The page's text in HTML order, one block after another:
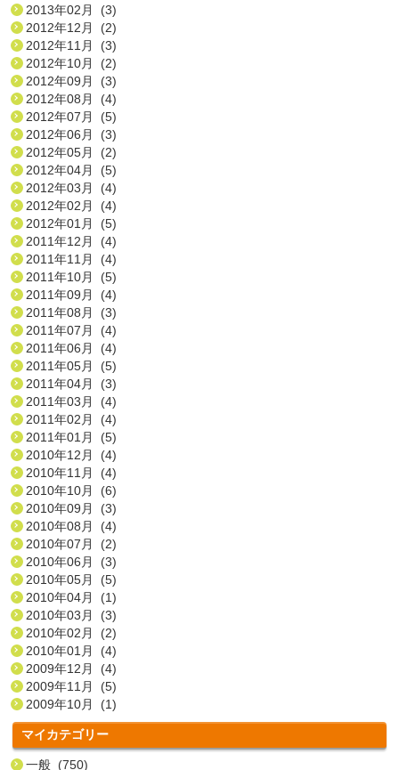
2013年02月 (3)
2012年12月 (2)
2012年11月 (3)
2012年10月 (2)
2012年09月 (3)
2012年08月 (4)
2012年07月 (5)
2012年06月 (3)
2012年05月 (2)
2012年04月 (5)
2012年03月 (4)
2012年02月 (4)
2012年01月 (5)
2011年12月 (4)
2011年11月 (4)
2011年10月 (5)
2011年09月 (4)
2011年08月 (3)
2011年07月 (4)
2011年06月 (4)
2011年05月 (5)
2011年04月 (3)
2011年03月 (4)
2011年02月 (4)
2011年01月 (5)
2010年12月 (4)
2010年11月 (4)
2010年10月 (6)
2010年09月 (3)
2010年08月 (4)
2010年07月 (2)
2010年06月 (3)
2010年05月 (5)
2010年04月 (1)
2010年03月 (3)
2010年02月 (2)
2010年01月 (4)
2009年12月 (4)
2009年11月 (5)
2009年10月 (1)
マイカテゴリー
一般 (750)